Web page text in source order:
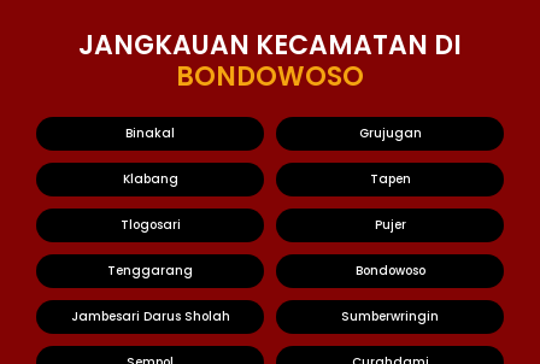
JANGKAUAN KECAMATAN DI
BONDOWOSO
Binakal Grujugan
Klabang Tapen
Tlogosari Pujer
Tenggarang Bondowoso
Jambesari Darus Sholah Sumberwringin